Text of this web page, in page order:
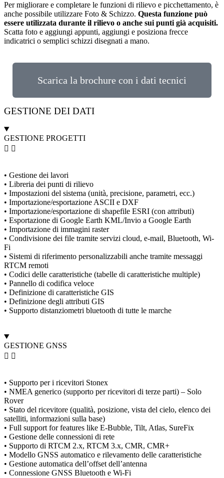
Per migliorare e completare le funzioni di rilievo e picchettamento, è
anche possibile utilizzare Foto & Schizzo. Questa funzione può
essere utilizzata durante il rilievo o anche sui punti già acquisiti.
Scatta foto e aggiungi appunti, aggiungi e posiziona frecce
indicatrici o semplici schizzi disegnati a mano.
Scarica la brochure con i dati tecnici
GESTIONE DEI DATI
GESTIONE PROGETTI
• Gestione dei lavori
• Libreria dei punti di rilievo
• Impostazioni del sistema (unità, precisione, parametri, ecc.)
• Importazione/esportazione ASCII e DXF
• Importazione/esportazione di shapefile ESRI (con attributi)
• Esportazione di Google Earth KML/Invio a Google Earth
• Importazione di immagini raster
• Condivisione dei file tramite servizi cloud, e-mail, Bluetooth, Wi-
Fi
• Sistemi di riferimento personalizzabili anche tramite messaggi
RTCM remoti
• Codici delle caratteristiche (tabelle di caratteristiche multiple)
• Pannello di codifica veloce
• Definizione di caratteristiche GIS
• Definizione degli attributi GIS
• Supporto distanziometri bluetooth di tutte le marche
GESTIONE GNSS
• Supporto per i ricevitori Stonex
• NMEA generico (supporto per ricevitori di terze parti) – Solo
Rover
• Stato del ricevitore (qualità, posizione, vista del cielo, elenco dei
satelliti, informazioni sulla base)
• Full support for features like E-Bubble, Tilt, Atlas, SureFix
• Gestione delle connessioni di rete
• Supporto di RTCM 2.x, RTCM 3.x, CMR, CMR+
• Modello GNSS automatico e rilevamento delle caratteristiche
• Gestione automatica dell’offset dell’antenna
• Connessione GNSS Bluetooth e Wi-Fi